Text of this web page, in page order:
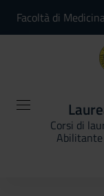
Facoltà di
Corsi di
Abilitante